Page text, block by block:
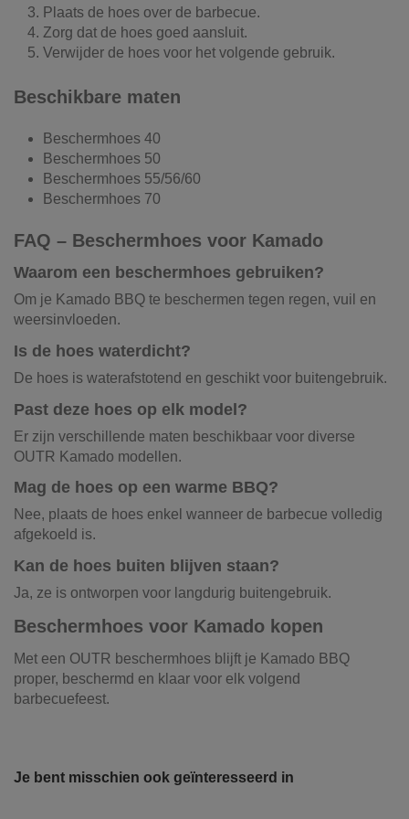
Plaats de hoes over de barbecue.
Zorg dat de hoes goed aansluit.
Verwijder de hoes voor het volgende gebruik.
Beschikbare maten
Beschermhoes 40
Beschermhoes 50
Beschermhoes 55/56/60
Beschermhoes 70
FAQ – Beschermhoes voor Kamado
Waarom een beschermhoes gebruiken?
Om je Kamado BBQ te beschermen tegen regen, vuil en
weersinvloeden.
Is de hoes waterdicht?
De hoes is waterafstotend en geschikt voor buitengebruik.
Past deze hoes op elk model?
Er zijn verschillende maten beschikbaar voor diverse
OUTR Kamado modellen.
Mag de hoes op een warme BBQ?
Nee, plaats de hoes enkel wanneer de barbecue volledig
afgekoeld is.
Kan de hoes buiten blijven staan?
Ja, ze is ontworpen voor langdurig buitengebruik.
Beschermhoes voor Kamado kopen
Met een OUTR beschermhoes blijft je Kamado BBQ
proper, beschermd en klaar voor elk volgend
barbecuefeest.
grond, grind, schors, ...
Je bent misschien ook geïnteresseerd in